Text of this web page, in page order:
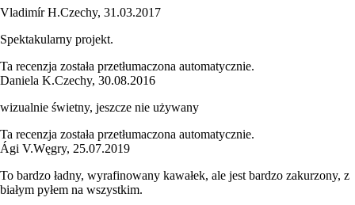
Vladimír H.Czechy, 31.03.2017
Spektakularny projekt.
Ta recenzja została przetłumaczona automatycznie.
Daniela K.Czechy, 30.08.2016
wizualnie świetny, jeszcze nie używany
Ta recenzja została przetłumaczona automatycznie.
Ági V.Węgry, 25.07.2019
To bardzo ładny, wyrafinowany kawałek, ale jest bardzo zakurzony, z
białym pyłem na wszystkim.